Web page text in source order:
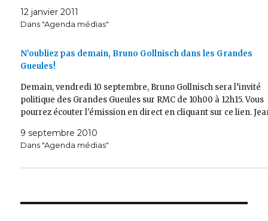
12 janvier 2011
Dans "Agenda médias"
N’oubliez pas demain, Bruno Gollnisch dans les Grandes
Gueules!
Demain, vendredi 10 septembre, Bruno Gollnisch sera l’invité
politique des Grandes Gueules sur RMC de 10h00 à 12h15. Vous
pourrez écouter l'émission en direct en cliquant sur ce lien.
9 septembre 2010
Dans "Agenda médias"